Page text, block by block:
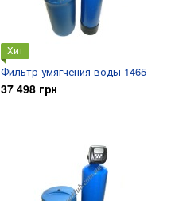
Хит
Фильтр умягчения воды 1465
37 498 грн